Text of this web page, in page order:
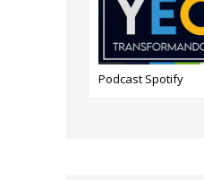
Podcast Spotify